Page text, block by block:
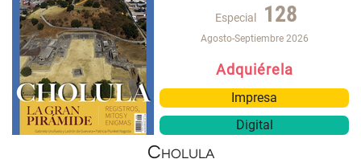
Especial 128
Agosto-Septiembre 2026
Adquiérela
Impresa
Digital
Cholula